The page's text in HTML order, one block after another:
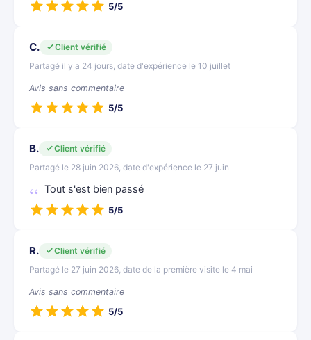
5/5
C.
Client vérifié
Partagé il y a 24 jours, date d'expérience le 10 juillet
Avis sans commentaire
5/5
B.
Client vérifié
Partagé le 28 juin 2026, date d'expérience le 27 juin
Tout s'est bien passé
5/5
R.
Client vérifié
Partagé le 27 juin 2026, date de la première visite le 4 mai
Avis sans commentaire
5/5